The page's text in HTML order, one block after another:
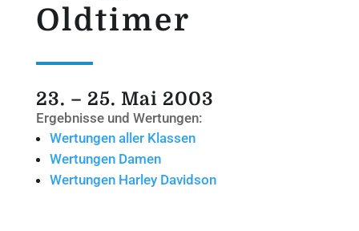
Oldtimer
23. – 25. Mai 2003
Ergebnisse und Wertungen:
Wertungen aller Klassen
Wertungen Damen
Wertungen Harley Davidson